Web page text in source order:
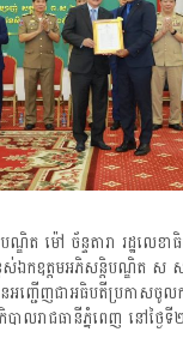
ឌិត ម៉ៅ ច័ន្ទតារា រដ្ឋលេខា
ឯកឧត្ដមអភិសន្តិបណ្ឌិត ស សុ
នអញ្ជើញជាអធិបតីប្រកាសចូ
ាលរាជធានីភ្នំពេញ នៅថ្ង